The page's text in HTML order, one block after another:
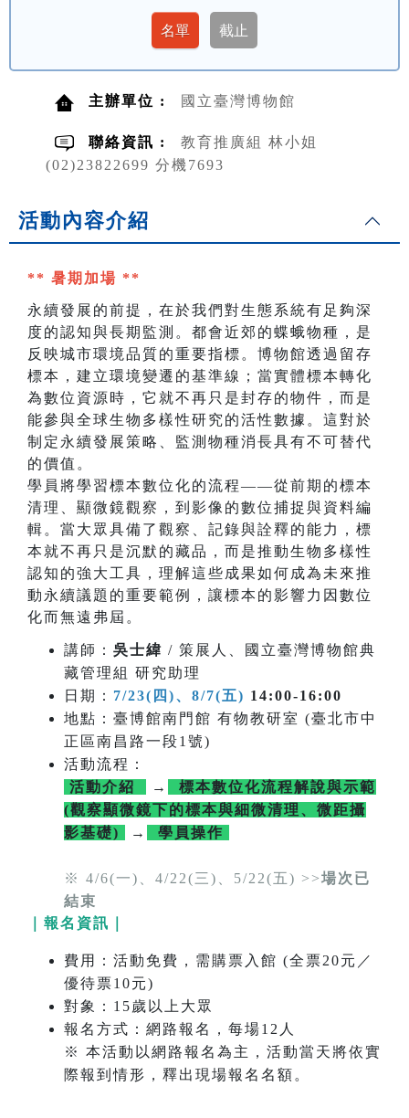
主辦單位 : 國立臺灣博物館
聯絡資訊 :
教育推廣組 林小姐
(02)23822699 分機7693
活動內容介紹
** 暑期加場 **
永續發展的前提，在於我們對生態系統有足夠深
度的認知與長期監測。都會近郊的蝶蛾物種，是
反映城市環境品質的重要指標。博物館透過留存
標本，建立環境變遷的基準線；當實體標本轉化
為數位資源時，它就不再只是封存的物件，而是
能參與全球生物多樣性研究的活性數據。這對於
制定永續發展策略、監測物種消長具有不可替代
的價值。
學員將學習標本數位化的流程——從前期的標本
清理、顯微鏡觀察，到影像的數位捕捉與資料編
輯。當大眾具備了觀察、記錄與詮釋的能力，標
本就不再只是沉默的藏品，而是推動生物多樣性
認知的強大工具，理解這些成果如何成為未來推
動永續議題的重要範例，讓標本的影響力因數位
化而無遠弗屆。
講師： 吳士緯 / 策展人、國立臺灣博物館典
藏管理組 研究助理
日期： 7/23(四)、8/7(五) 14:00-16:00
地點：臺博館南門館 有物教研室 (臺北市中
正區南昌路一段1號)
活動流程：
活動介紹
→
標本數位化流程解說與示範
(觀察顯微鏡下的標本與細微清理、微距攝
影基礎)
→ 學員操作
※ 4/6(一)、4/22(三)、5/22(五) >>場次已
結束
｜報名資訊｜
費用：活動免費，需購票入館 (全票20元／
優待票10元)
對象：15歲以上大眾
報名方式：網路報名，每場12人
※ 本活動以網路報名為主，活動當天將依實
際報到情形，釋出現場報名名額。